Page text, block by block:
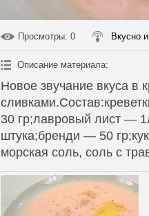
Просмотры: 0 Вкусно
Описание материала:
Новое звучание вкуса в
30 гр;лавровый лист —
штука;бренди — 50
морская соль, соль с